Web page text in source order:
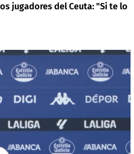
jugadores del Ceuta: "Si te lo